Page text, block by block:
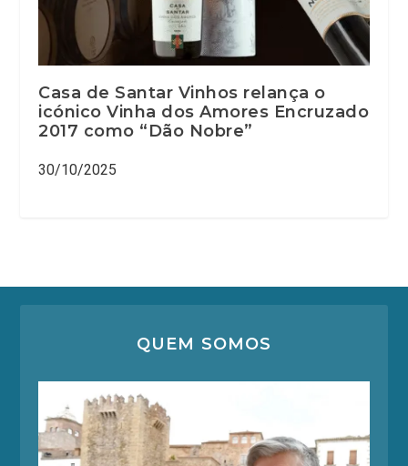
Casa de Santar Vinhos relança o
icónico Vinha dos Amores Encruzado
2017 como “Dão Nobre”
30/10/2025
QUEM SOMOS